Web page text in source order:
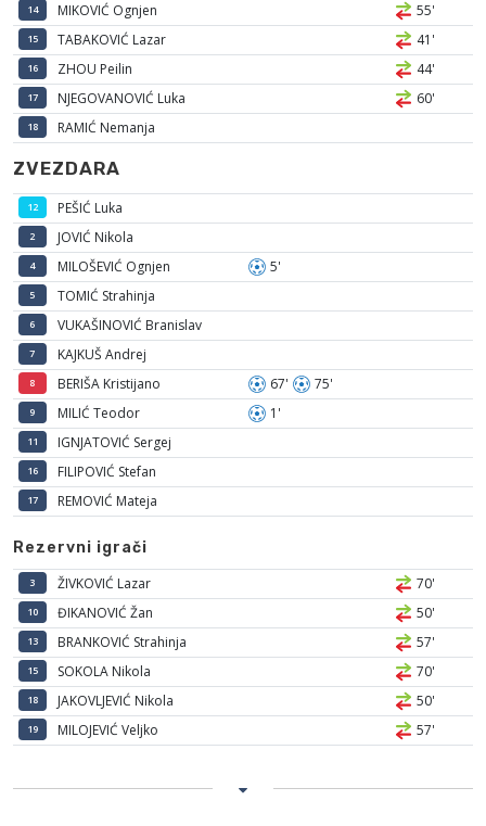
14 MIKOVIĆ Ognjen 55'
15 TABAKOVIĆ Lazar 41'
16 ZHOU Peilin 44'
17 NJEGOVANOVIĆ Luka 60'
18 RAMIĆ Nemanja
ZVEZDARA
12 PEŠIĆ Luka
2 JOVIĆ Nikola
4 MILOŠEVIĆ Ognjen 5'
5 TOMIĆ Strahinja
6 VUKAŠINOVIĆ Branislav
7 KAJKUŠ Andrej
8 BERIŠA Kristijano 67' 75'
9 MILIĆ Teodor 1'
11 IGNJATOVIĆ Sergej
16 FILIPOVIĆ Stefan
17 REMOVIĆ Mateja
Rezervni igrači
3 ŽIVKOVIĆ Lazar 70'
10 ĐIKANOVIĆ Žan 50'
13 BRANKOVIĆ Strahinja 57'
15 SOKOLA Nikola 70'
18 JAKOVLJEVIĆ Nikola 50'
19 MILOJEVIĆ Veljko 57'